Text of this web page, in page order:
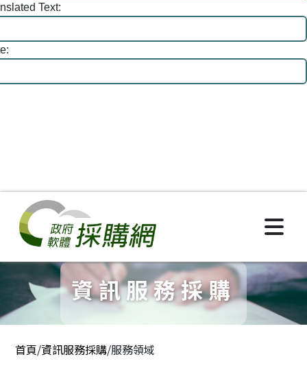
Text:
政府軟體採購網
資訊服務採購
首頁/資訊服務採購/服務領域